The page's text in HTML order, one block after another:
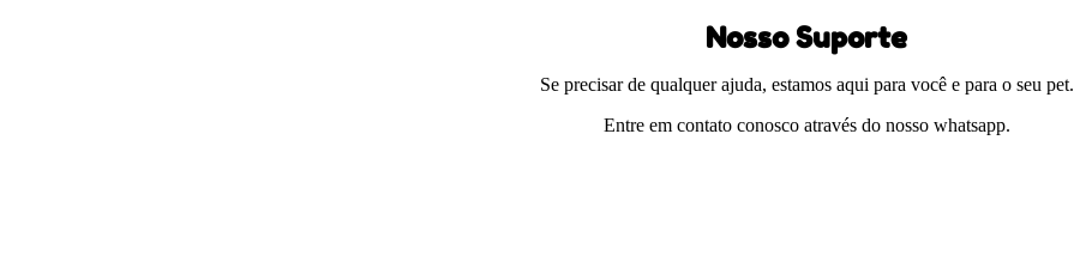
Nosso Suporte
Se precisar de qualquer ajuda, estamos aqui para você e para o seu pet.
Entre em contato conosco através do nosso whatsapp.